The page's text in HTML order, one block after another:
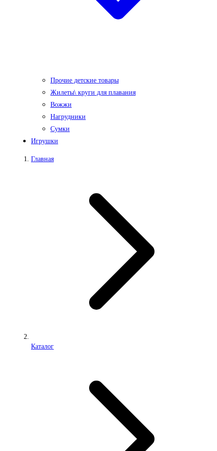
Прочие детские товары
Жилеты\ круги для плавания
Вожжи
Нагрудники
Сумки
Игрушки
Главная
Каталог